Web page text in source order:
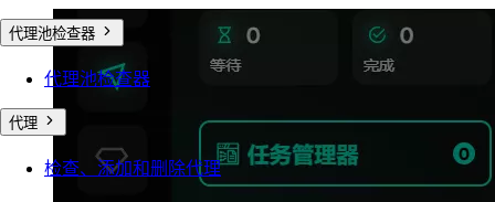
代理池检查器
代理池检查器
代理
检查、添加和删除代理